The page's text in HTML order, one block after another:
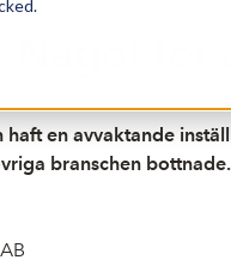
Något för
haft en avvaktande
branschen